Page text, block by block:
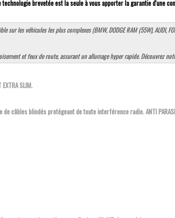
brevetée est la seule à vous apporter la garantie d'une
les véhicules les plus complexes (BMW, DODGE RAM (55W), AUDI,
et feux de route, assurant un allumage hyper rapide. Découvrez
SLIM.
câbles blindés protégeant de toute interférence radio. ANTI